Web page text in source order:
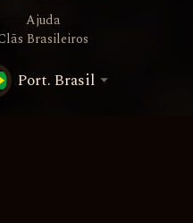
Ajuda
Brasileiros
Port. Brasil